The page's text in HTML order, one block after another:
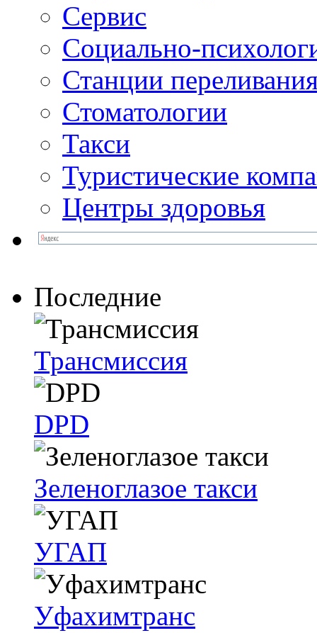
Сервис
Социально-
Станции
Стоматологии
Такси
Туристические
Центры здоровья
Последние
Трансмиссия
DPD
Зеленоглазое такси
УГАП
Уфахимтранс